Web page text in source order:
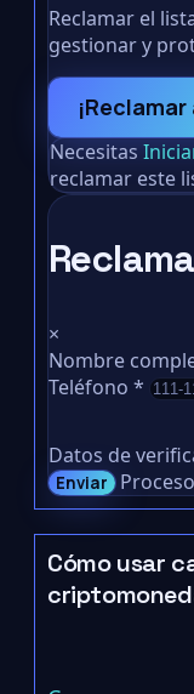
Reclamar el
gestionar y
Necesitas
reclamar este
×
Nombre
Teléfono *
Datos de
Enviar
Cómo usar